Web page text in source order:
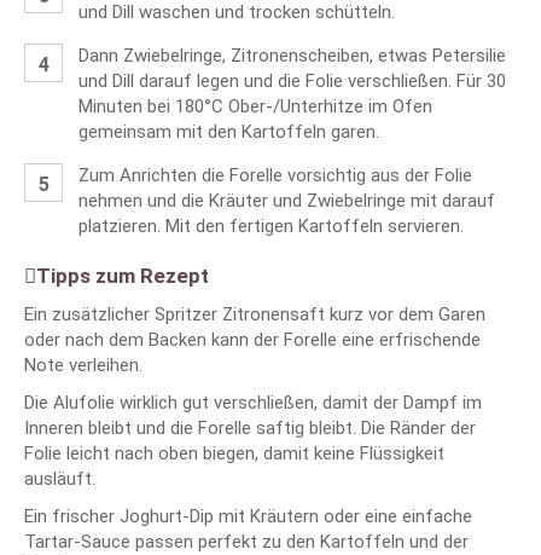
und Dill waschen und trocken schütteln.
Dann Zwiebelringe, Zitronenscheiben, etwas Petersilie
und Dill darauf legen und die Folie verschließen. Für 30
Minuten bei 180°C Ober-/Unterhitze im Ofen
gemeinsam mit den Kartoffeln garen.
Zum Anrichten die Forelle vorsichtig aus der Folie
nehmen und die Kräuter und Zwiebelringe mit darauf
platzieren. Mit den fertigen Kartoffeln servieren.
Tipps zum Rezept
Ein zusätzlicher Spritzer Zitronensaft kurz vor dem Garen
oder nach dem Backen kann der Forelle eine erfrischende
Note verleihen.
Die Alufolie wirklich gut verschließen, damit der Dampf im
Inneren bleibt und die Forelle saftig bleibt. Die Ränder der
Folie leicht nach oben biegen, damit keine Flüssigkeit
ausläuft.
Ein frischer Joghurt-Dip mit Kräutern oder eine einfache
Tartar-Sauce passen perfekt zu den Kartoffeln und der